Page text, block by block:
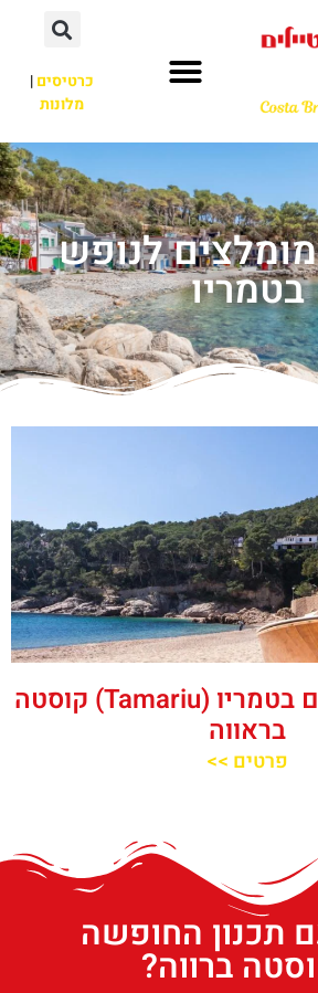
כרטיסים|
מלונות
לנופש
בטמריו
מלונות מומלצים בטמריו (Tamariu) קוסטה
בראווה
פרטים >>
תכנון החופשה
ברווה?